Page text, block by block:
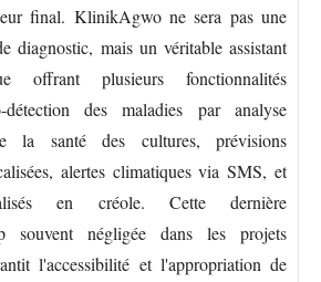
final. KlinikAgwo ne sera pas une
diagnostic, mais un véritable assistant
offrant plusieurs fonctionnalités
détection des maladies par analyse
la santé des cultures, prévisions
alertes climatiques via SMS, et
en créole. Cette dernière
souvent négligée dans les projets
l'accessibilité et l'appropriation de